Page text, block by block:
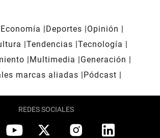
Economía Deportes
Opinión
Tendencias Tecnología
Multimedia
Generación
marcas aliadas
Pódcast
REDES SOCIALES